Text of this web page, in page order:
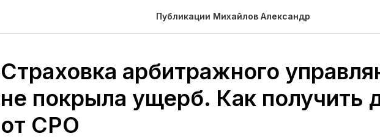
Публикации Михайлов Александр
Страховка арбитражного
не покрыла ущерб. Как получить
от СРО